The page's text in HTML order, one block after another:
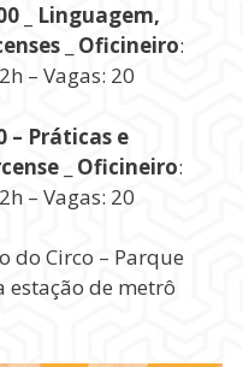
_ Linguagem,
_ Oficineiro:
– Vagas: 20
– Práticas e
_ Oficineiro:
– Vagas: 20
do Circo – Parque
estação de metrô